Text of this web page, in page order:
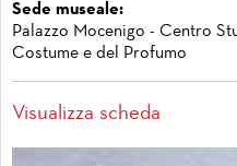
Sede museale:
Palazzo Mocenigo - Centro
Costume e del Profumo
Visualizza scheda